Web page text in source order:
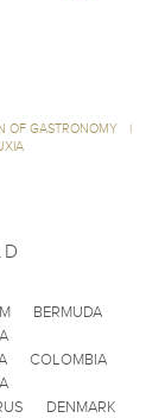
OF GASTRONOMY
|
BERMUDA
COLOMBIA
DENMARK